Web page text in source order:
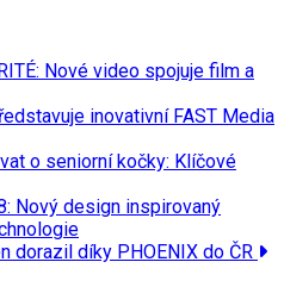
Nové video spojuje film a
inovativní FAST Media
o seniorní kočky: Klíčové
Nový design inspirovaný
dorazil díky PHOENIX do ČR